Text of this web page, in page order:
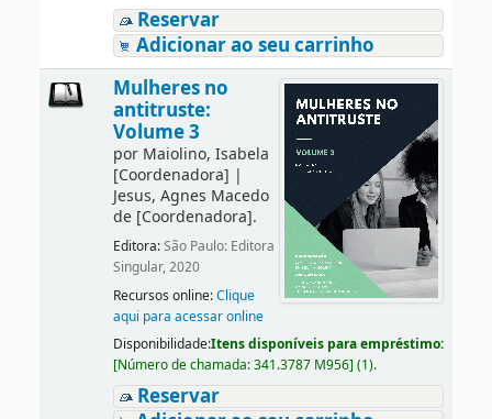
Reservar
Adicionar ao seu carrinho
Mulheres no
antitruste:
Volume 3
por Maiolino, Isabela
[Coordenadora] |
Jesus, Agnes Macedo
de[Coordenadora].
Editora:São Paulo: Editora
Singular, 2020
Recursos online:Clique
aqui para acessar online
Disponibilidade:Itens disponíveis para empréstimo:
[Número de chamada:341.3787 M956] (1).
Reservar